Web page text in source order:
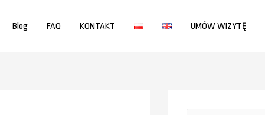
Blog FAQ KONTAKT UMÓW WIZYTĘ